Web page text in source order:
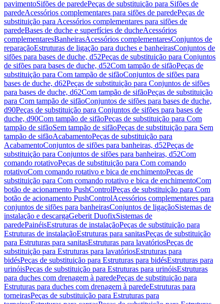
pavimentoSifões de paredePeças de substituição para Sifões de
paredeAcessórios complementares para sifões de paredePeças de
substituição para Acessórios complementares para sifões de
paredeBases de duche e superfícies de ducheAcessórios
complementaresBanheirasAcessórios complementaresConjuntos de
reparaçãoEstruturas de ligação para duches e banheirasConjuntos de
sifões para bases de duche, d52Peças de substituição para Conjuntos
de sifões para bases de duche, d52Com tampão de sifãoPeças de
substituição para Com tampão de sifãoConjuntos de sifões para
bases de duche, d62Peças de substituição para Conjuntos de sifões
para bases de duche, d62Com tampão de sifãoPeças de substituição
para Com tampão de sifãoConjuntos de sifões para bases de duche,
d90Peças de substituição para Conjuntos de sifões para bases de
duche, d90Com tampão de sifãoPeças de substituição para Com
tampão de sifãoSem tampão de sifãoPeças de substituição para Sem
tampão de sifãoAcabamentoPeças de substituição para
AcabamentoConjuntos de sifões para banheiras, d52Peças de
substituição para Conjuntos de sifões para banheiras, d52Com
comando rotativoPeças de substituição para Com comando
rotativoCom comando rotativo e bica de enchimentoPeças de
substituição para Com comando rotativo e bica de enchimentoCom
botão de acionamento PushControlPeças de substituição para Com
botão de acionamento PushControlAcessórios complementares para
conjuntos de sifões para banheirasConjuntos de ligaçãoSistemas de
instalação e descargaGeberit DuofixSistemas de
paredePainéisEstruturas de instalaçãoPeças de substituição para
Estruturas de instalaçãoEstruturas para sanitasPeças de substituição
para Estruturas para sanitasEstruturas para lavatóriosPeças de
substituição para Estruturas para lavatóriosEstruturas para
bidésPeças de substituição para Estruturas para bidésEstruturas para
urinóisPeças de substituição para Estruturas para urinóisEstruturas
para duches com drenagem à paredePeças de substituição para
Estruturas para duches com drenagem à paredeEstruturas para
torneirasPeças de substituição para Estruturas para